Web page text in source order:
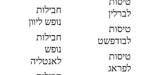
לברלין
טיסות
לבודפשט
טיסות
לפראג
חבילות
נופש ליוון
חבילות
נופש
לאנטליה